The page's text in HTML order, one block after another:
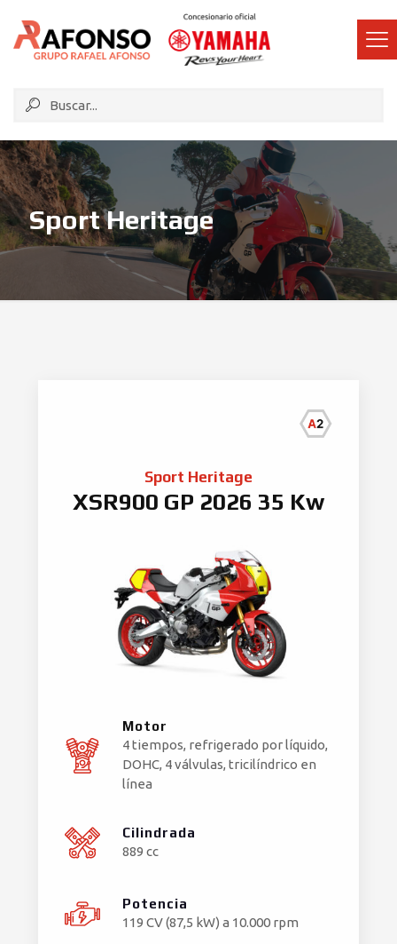
Sport Heritage
Sport Heritage
XSR900 GP 2026 35 Kw
Motor
4 tiempos, refrigerado por líquido,
DOHC, 4 válvulas, tricilíndrico en
línea
Cilindrada
889 cc
Potencia
119 CV (87,5 kW) a 10.000 rpm